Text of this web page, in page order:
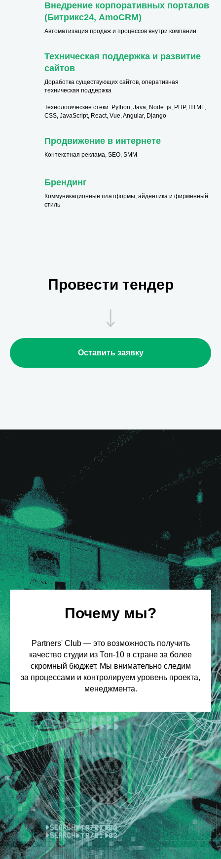
Внедрение корпоративных порталов
(Битрикс24, AmoCRM)
Автоматизация продаж и процессов внутри компании
Техническая поддержка и развитие
сайтов
Доработка существующих сайтов, оперативная
техническая поддержка
Технологические стеки: Python, Java, Node. js, PHP, HTML,
CSS, JavaScript, React, Vue, Angular, Django
Продвижение в интернете
Контекстная реклама, SEO, SMM
Брендинг
Коммуникационные платформы, айдентика и фирменный
стиль
Провести тендер
Оставить заявку
Почему мы?
Partners' Club — это возможность получить
качество студии из Топ-10 в стране за более
скромный бюджет. Мы внимательно следим
за процессами и контролируем уровень проекта,
менеджмента.